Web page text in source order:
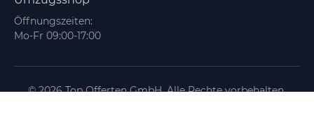
Öffnungszeiten:
Mo-Fr 09:00-17:00
© 2026 Top Offerten GmbH. Alle Rechte vorbehalten.